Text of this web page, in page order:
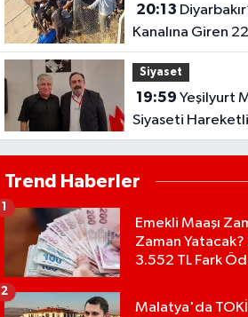
20:13
Kanalına Giren
Genç Hayatını
Siyaset
19:59
Siyaseti
Üyesi Yeni
Trend Haberler
Emekli Maaşı
Zaman
3.552 TL Fark
1
Malatya'da
2